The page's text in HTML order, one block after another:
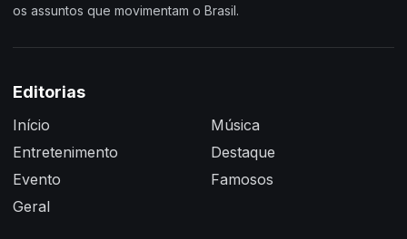
os assuntos que movimentam o Brasil.
Editorias
Início
Entretenimento
Evento
Geral
Música
Destaque
Famosos